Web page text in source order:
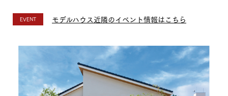
EVENT モデルハウス近隣のイベント情報はこちら